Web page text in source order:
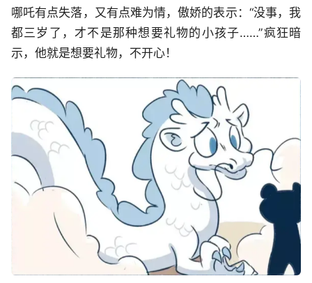
哪吒有点失落，又有点难为情，傲娇的表示：“没事，我
都三岁了，才不是那种想要礼物的小孩子……”疯狂暗
示，他就是想要礼物，不开心！